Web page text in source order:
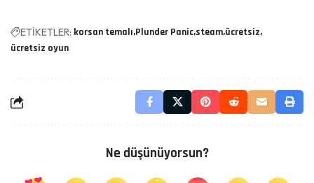
ETİKETLER: korsan temalı Plunder Panic steam ücretsiz
ücretsiz oyun
Ne düşünüyorsun?